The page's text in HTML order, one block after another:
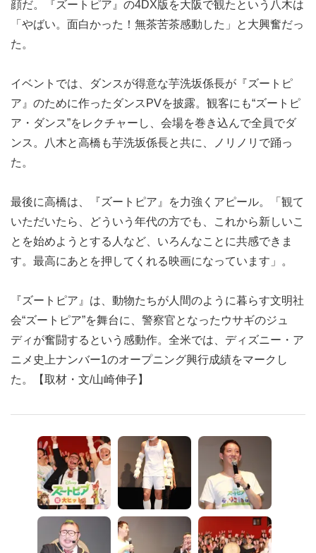
顔だ。『ズートピア』の4DX版を大阪で観たという八木は
「やばい。面白かった！無茶苦茶感動した」と大興奮だっ
た。
イベントでは、ダンスが得意な芋洗坂係長が『ズートピ
ア』のために作ったダンスPVを披露。観客にも“ズートピ
ア・ダンス”をレクチャーし、会場を巻き込んで全員でダ
ンス。八木と高橋も芋洗坂係長と共に、ノリノリで踊っ
た。
最後に高橋は、『ズートピア』を力強くアピール。「観て
いただいたら、どういう年代の方でも、これから新しいこ
とを始めようとする人など、いろんなことに共感できま
す。最高にあとを押してくれる映画になっています」。
『ズートピア』は、動物たちが人間のように暮らす文明社
会“ズートピア”を舞台に、警察官となったウサギのジュ
ディが奮闘するという感動作。全米では、ディズニー・ア
ニメ史上ナンバー1のオープニング興行成績をマークし
た。【取材・文/山崎伸子】